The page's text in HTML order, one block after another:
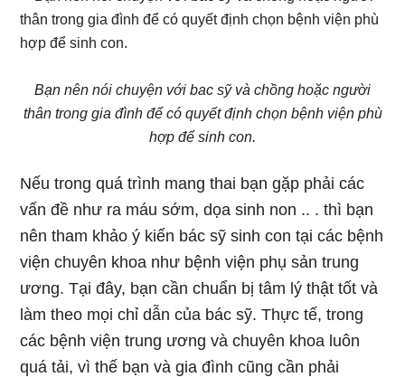
Bạn nên nói chuyện với bac sỹ và chồng hoặc người
thân trong gia đình để có quyết định chọn bệnh viện phù
hợp để sinh con.
Nếu trong quá trình mang thai bạn gặp phải các
vấn đề như ra máu sớm, dọa sinh non .. . thì bạn
nên tham khảo ý kiến bác sỹ sinh con tại các bệnh
viện chuyên khoa như bệnh viện phụ sản trung
ương. Tại đây, bạn cần chuẩn bị tâm lý thật tốt và
làm theo mọi chỉ dẫn của bác sỹ. Thực tế, trong
các bệnh viện trung ương và chuyên khoa luôn
quá tải, vì thế bạn và gia đình cũng cần phải